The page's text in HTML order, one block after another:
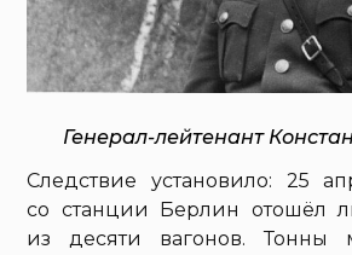
Генерал-лейтенант
Следствие установило: 25
со станции Берлин отошёл
из десяти вагонов. Тонны